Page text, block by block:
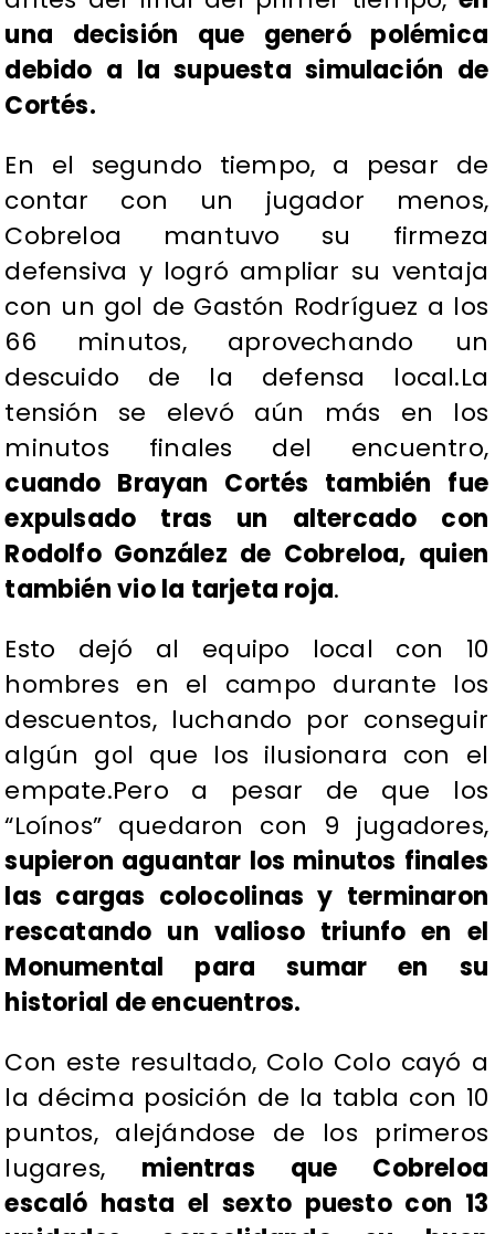
una decisión que generó polémica
debido a la supuesta simulación de
Cortés.
En el segundo tiempo, a pesar de
contar con un jugador menos,
Cobreloa mantuvo su firmeza
defensiva y logró ampliar su ventaja
con un gol de Gastón Rodríguez a los
66 minutos, aprovechando un
descuido de la defensa local.La
tensión se elevó aún más en los
minutos finales del encuentro,
cuando Brayan Cortés también fue
expulsado tras un altercado con
Rodolfo González de Cobreloa, quien
también vio la tarjeta roja.
Esto dejó al equipo local con 10
hombres en el campo durante los
descuentos, luchando por conseguir
algún gol que los ilusionara con el
empate.Pero a pesar de que los
“Loínos” quedaron con 9 jugadores,
supieron aguantar los minutos finales
las cargas colocolinas y terminaron
rescatando un valioso triunfo en el
Monumental para sumar en su
historial de encuentros.
Con este resultado, Colo Colo cayó a
la décima posición de la tabla con 10
puntos, alejándose de los primeros
lugares, mientras que Cobreloa
escaló hasta el sexto puesto con 13